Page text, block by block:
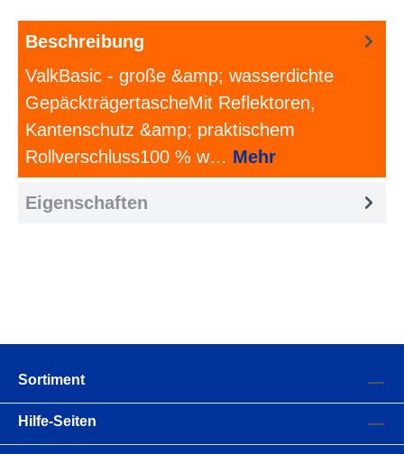
Beschreibung
ValkBasic - große &amp; wasserdichte
GepäckträgertascheMit Reflektoren,
Kantenschutz &amp; praktischem
Rollverschluss100 % w… Mehr
Eigenschaften
Sortiment
Hilfe-Seiten